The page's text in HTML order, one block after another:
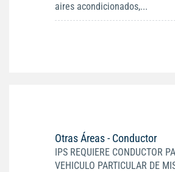
aires acondicionados,...
Otras Áreas - Conductor
IPS REQUIERE CONDUCTOR
VEHICULO PARTICULAR DE